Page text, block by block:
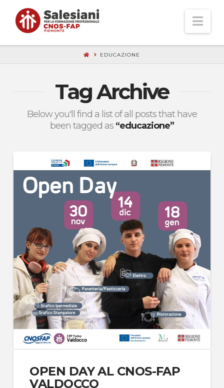
EDUCAZIONE
Tag Archive
Below you'll find a list of all posts that have
been tagged as “educazione”
OPEN DAY AL CNOS-FAP
VALDOCCO